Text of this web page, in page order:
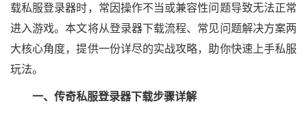
载私服登录器时，常因操作不当或兼容性问题导致无法正常
进入游戏。本文将从登录器下载流程、常见问题解决方案两
大核心角度，提供一份详尽的实战攻略，助你快速上手私服
玩法。
一、传奇私服登录器下载步骤详解